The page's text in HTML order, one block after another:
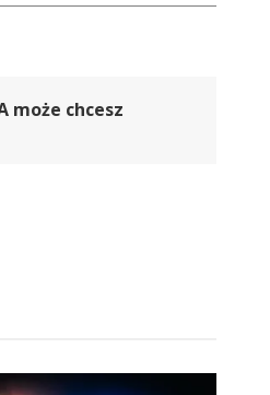
może chcesz